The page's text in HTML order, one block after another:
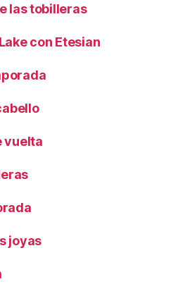
las tobilleras
con Etesian
vuelta
joyas